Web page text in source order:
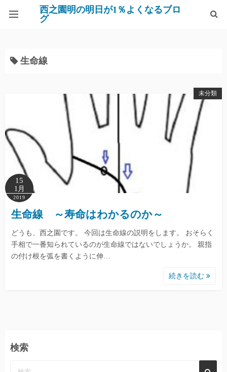
西之園明の明日が1％よくなるブロ
グ
サービス
生命線
未分類
15
1月
2019
生命線 ～寿命はわかるのか～
どうも、西之園です。 今回は生命線の説明をします。 おそらく
手相で一番知られているのが生命線ではないでしょうか。 親指
の付け根を弧を書くように伸…
続きを読む
検索